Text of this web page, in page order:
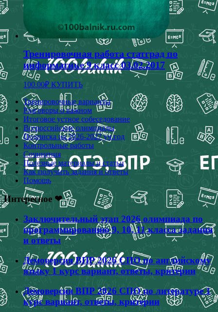
Тренировочная работа статград по
информатике 9 класс 03.02.2017
100.00₽ КУПИТЬ
Тренировочные варианты
Разговоры о важном
Итоговое устное собеседование
Всероссийские олимпиады
Подписка на 2026-2027 уч.год
Контрольные работы
Сочинения
Полезные материалы и статьи
Как получить задания и ответы
Помощь
Интересное ❤
Заключительный этап 2026 олимпиада по
программированию 9, 10, 11 класса задания
и ответы
Демоверсия ВПР 2026 СПО по английскому
языку 1 курс вариант, ответы, критерии
Демоверсия ВПР 2026 СПО по литературе 1
курс вариант, ответы, критерии